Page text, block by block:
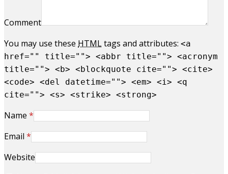
Comment
You may use these HTMLtags and attributes: <a
href="" title=""> <abbr title=""> <acronym
title=""> <b> <blockquote cite=""> <cite>
<code> <del datetime=""> <em> <i> <q
cite=""> <s> <strike> <strong>
Name *
Email *
Website